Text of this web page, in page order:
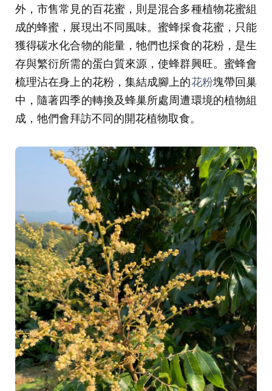
外，市售常見的百花蜜，則是混合多種植物花蜜組
成的蜂蜜，展現出不同風味。蜜蜂採食花蜜，只能
獲得碳水化合物的能量，牠們也採食的花粉，是生
存與繁衍所需的蛋白質來源，使蜂群興旺。蜜蜂會
梳理沾在身上的花粉，集結成腳上的花粉塊帶回巢
中，隨著四季的轉換及蜂巢所處周遭環境的植物組
成，牠們會拜訪不同的開花植物取食。